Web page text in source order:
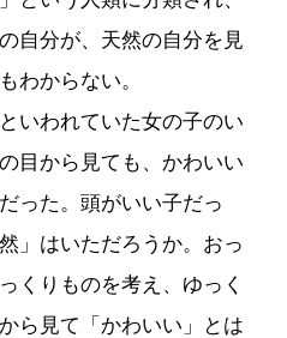
自分が、天然の自分を見
わからない。
いわれていた女の子のい
目から見ても、かわいい
った。頭がいい子だっ
」はいただろうか。おっ
くりものを考え、ゆっく
ら見て「かわいい」とは